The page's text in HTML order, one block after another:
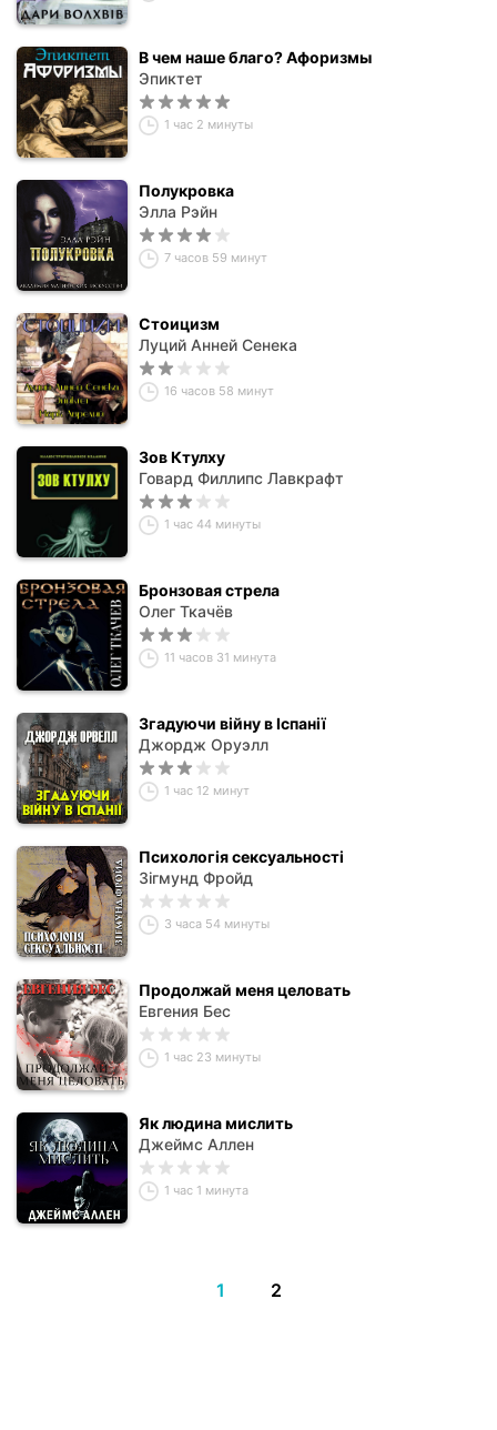
В чем наше благо? Афоризмы
Эпиктет
1 час 2 минуты
Полукровка
Элла Рэйн
7 часов 59 минут
Стоицизм
Луций Анней Сенека
16 часов 58 минут
Зов Ктулху
Говард Филлипс Лавкрафт
1 час 44 минуты
Бронзовая стрела
Олег Ткачёв
11 часов 31 минута
Згадуючи війну в Іспанії
Джордж Оруэлл
1 час 12 минут
Психологія сексуальності
Зігмунд Фройд
3 часа 54 минуты
Продолжай меня целовать
Евгения Бес
1 час 23 минуты
Як людина мислить
Джеймс Аллен
1 час 1 минута
1 2